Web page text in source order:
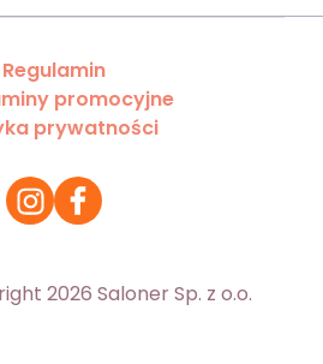
Regulamin
promocyjne
prywatności
2026 Saloner Sp. z o.o.